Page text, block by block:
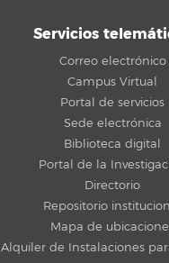
Servicios
Correo electrónico
Campus Virtual
Portal de servicios
Sede electrónica
Biblioteca digital
Portal de la
Directorio
Repositorio
Mapa de
Alquiler de Instalaciones